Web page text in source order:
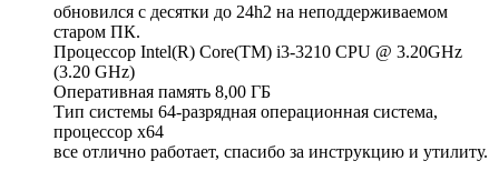
обновился с десятки до 24h2 на неподдерживаемом
старом ПК.
Процессор Intel(R) Core(TM) i3-3210 CPU @ 3.20GHz
(3.20 GHz)
Оперативная память 8,00 ГБ
Тип системы 64-разрядная операционная система,
процессор x64
все отлично работает, спасибо за инструкцию и утилиту.